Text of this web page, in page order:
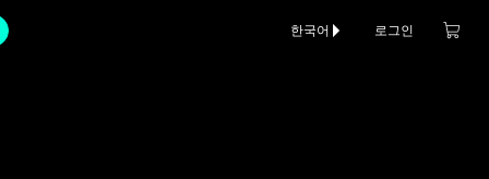
한국어 로그인